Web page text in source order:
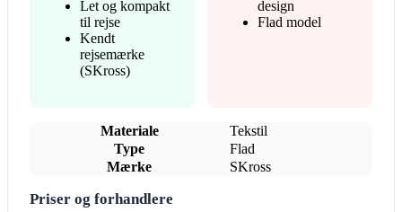
Let og kompakt
til rejse
Kendt
rejsemærke
(SKross)
design
Flad model
Materiale
Tekstil
Type
Flad
Mærke
SKross
Priser og forhandlere